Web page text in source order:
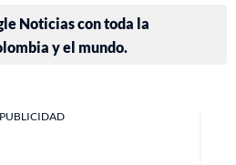
Noticias con toda la
y el mundo.
PUBLICIDAD